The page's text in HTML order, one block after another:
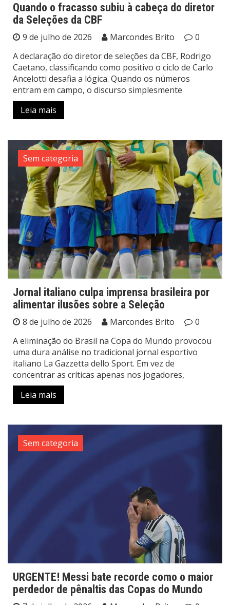
Quando o fracasso subiu à cabeça do diretor
da Seleções da CBF
9 de julho de 2026 Marcondes Brito
0
A declaração do diretor de seleções da CBF, Rodrigo
Caetano, classificando como positivo o ciclo de Carlo
Ancelotti desafia a lógica. Quando os números
entram em campo, o discurso simplesmente
Leia mais
Sem categoria
Jornal italiano culpa imprensa brasileira por
alimentar ilusões sobre a Seleção
8 de julho de 2026 Marcondes Brito
0
A eliminação do Brasil na Copa do Mundo provocou
uma dura análise no tradicional jornal esportivo
italiano La Gazzetta dello Sport. Em vez de
concentrar as críticas apenas nos jogadores,
Leia mais
Sem categoria
URGENTE! Messi bate recorde como o maior
perdedor de pênaltis das Copas do Mundo